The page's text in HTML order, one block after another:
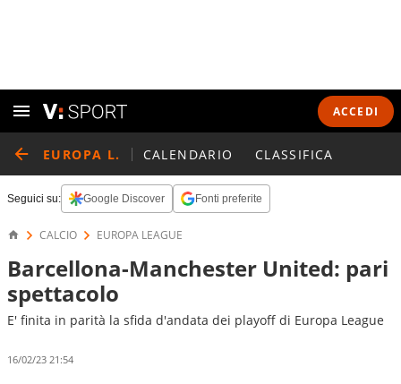
ACCEDI
EUROPA L. CALENDARIO CLASSIFICA
Seguici su: Google Discover Fonti preferite
CALCIO EUROPA LEAGUE
Barcellona-Manchester United: pari
spettacolo
E' finita in parità la sfida d'andata dei playoff di Europa League
16/02/23 21:54